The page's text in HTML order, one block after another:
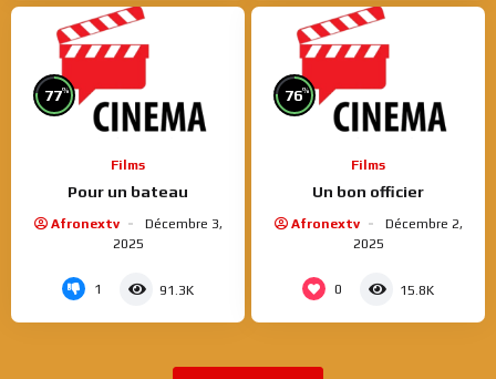
77%
Films
Pour un bateau
Afronextv
Décembre 3,
2025
1 91.3K
76%
Films
Un bon officier
Afronextv
Décembre 2,
2025
0 15.8K